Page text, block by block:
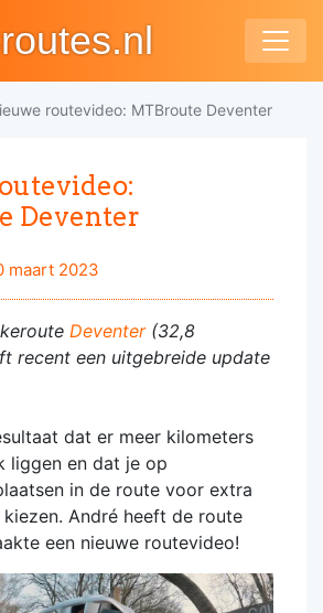
routevideo: MTBroute Deventer
Deventer
maart 2023
Deventer(32,8
recent een uitgebreide update
dat er meer kilometers
liggen en dat je op
in de route voor extra
André heeft de route
een nieuwe routevideo!